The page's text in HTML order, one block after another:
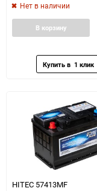
Нет в наличии
В корзину
HITEC 57413MF